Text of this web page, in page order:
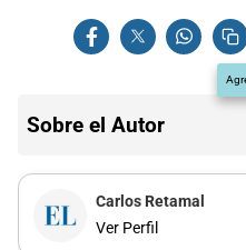
Sobre el Autor
Carlos Retamal
Ver Perfil